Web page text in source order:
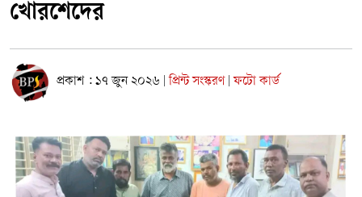
খোরশেদের
প্রকাশ : ১৭ জুন ২০২৬ প্রিন্ট সংস্করণ ফটো কার্ড